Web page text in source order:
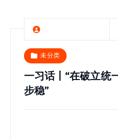
未分类
一习话丨“在破立统
步稳”